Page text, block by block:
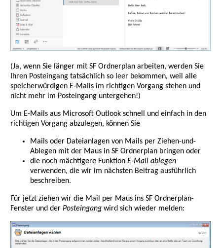
(Ja, wenn Sie länger mit SF Ordnerplan arbeiten, werden Sie
Ihren Posteingang tatsächlich so leer bekommen, weil alle
speicherwürdigen E-Mails im richtigen Vorgang stehen und
nicht mehr im Posteingang untergehen!)
Um E-Mails aus Microsoft Outlook schnell und einfach in den
richtigen Vorgang abzulegen, können Sie
Mails oder Dateianlagen von Mails per Ziehen-und-
Ablegen mit der Maus in SF Ordnerplan bringen oder
die noch mächtigere Funktion E-Mail ablegen
verwenden, die wir im nächsten Beitrag ausführlich
beschreiben.
Für jetzt ziehen wir die Mail per Maus ins SF Ordnerplan-
Fenster und der Posteingangwird sich wieder melden: